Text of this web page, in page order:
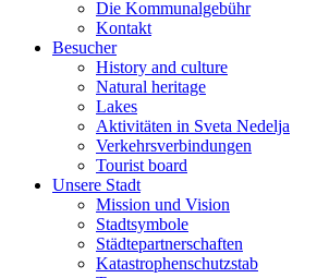
Die Kommunalgebühr
Kontakt
Besucher
History and culture
Natural heritage
Lakes
Aktivitäten in Sveta Nedelja
Verkehrsverbindungen
Tourist board
Unsere Stadt
Mission und Vision
Stadtsymbole
Städtepartnerschaften
Katastrophenschutzstab